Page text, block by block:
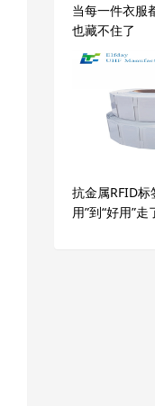
当每一件衣服
也藏不住了
抗金属RFID标
用”到“好用”走